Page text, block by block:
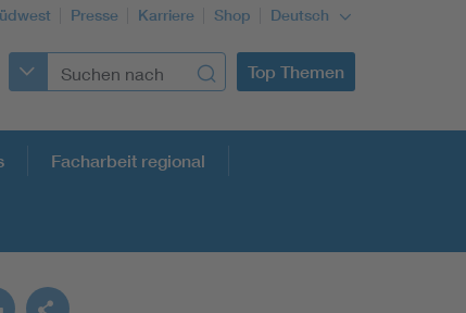
Presse Karriere Shop Deutsch
Top Themen
Facharbeit regional